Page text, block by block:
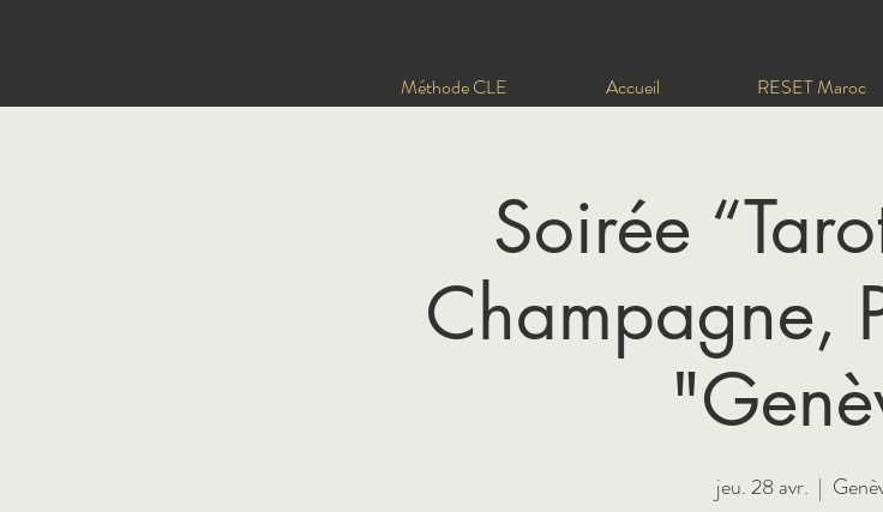
Méthode CLE Accueil RESET Maroc
Soirée
Champagne,
jeu. 28 avr.
  |